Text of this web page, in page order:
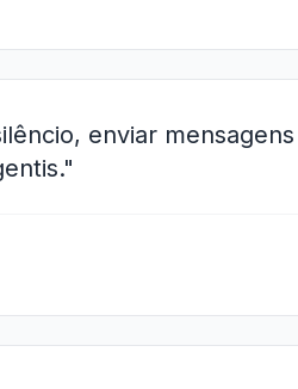
enviar mensagens